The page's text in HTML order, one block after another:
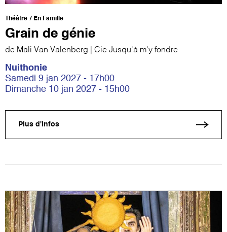
Théâtre En Famille
Grain de génie
de Mali Van Valenberg | Cie Jusqu'à m'y fondre
Nuithonie
Samedi 9 jan 2027 - 17h00
Dimanche 10 jan 2027 - 15h00
Plus d'infos